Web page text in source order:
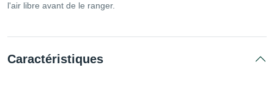
l'air libre avant de le ranger.
Caractéristiques